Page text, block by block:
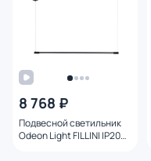
8 768 ₽
Подвесной светильник
Odeon Light FILLINI IP20